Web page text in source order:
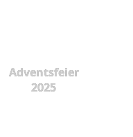
Adventsfeier
2025